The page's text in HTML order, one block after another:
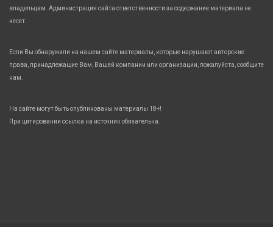
владельцам. Администрация сайта ответственности за содержание материала не
несет.
Если Вы обнаружили на нашем сайте материалы, которые нарушают авторские
права, принадлежащие Вам, Вашей компании или организации, пожалуйста, сообщите
нам.
На сайте могут быть опубликованы материалы 18+!
При цитировании ссылка на источник обязательна.